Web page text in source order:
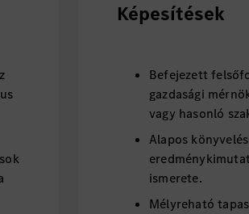
Képesítések
Befejezett
gazdasági
vagy hasonló
Alapos
ismerete.
Mélyreható